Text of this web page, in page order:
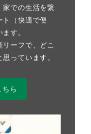
家での生活を繋
ト（快適で便
す。
ーフで、どこ
っています。
ら